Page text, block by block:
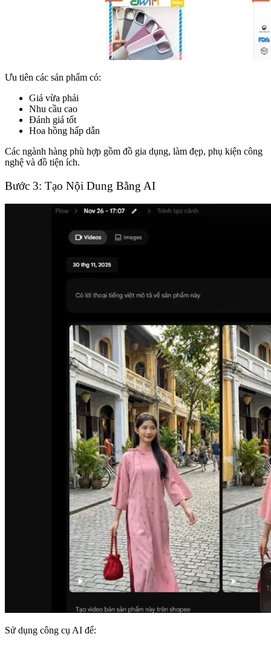
Ưu tiên các sản phẩm có:
Giá vừa phải
Nhu cầu cao
Đánh giá tốt
Hoa hồng hấp dẫn
Các ngành hàng phù hợp gồm đồ gia dụng, làm đẹp, phụ kiện công
nghệ và đồ tiện ích.
Bước 3: Tạo Nội Dung Bằng AI
Sử dụng công cụ AI để: